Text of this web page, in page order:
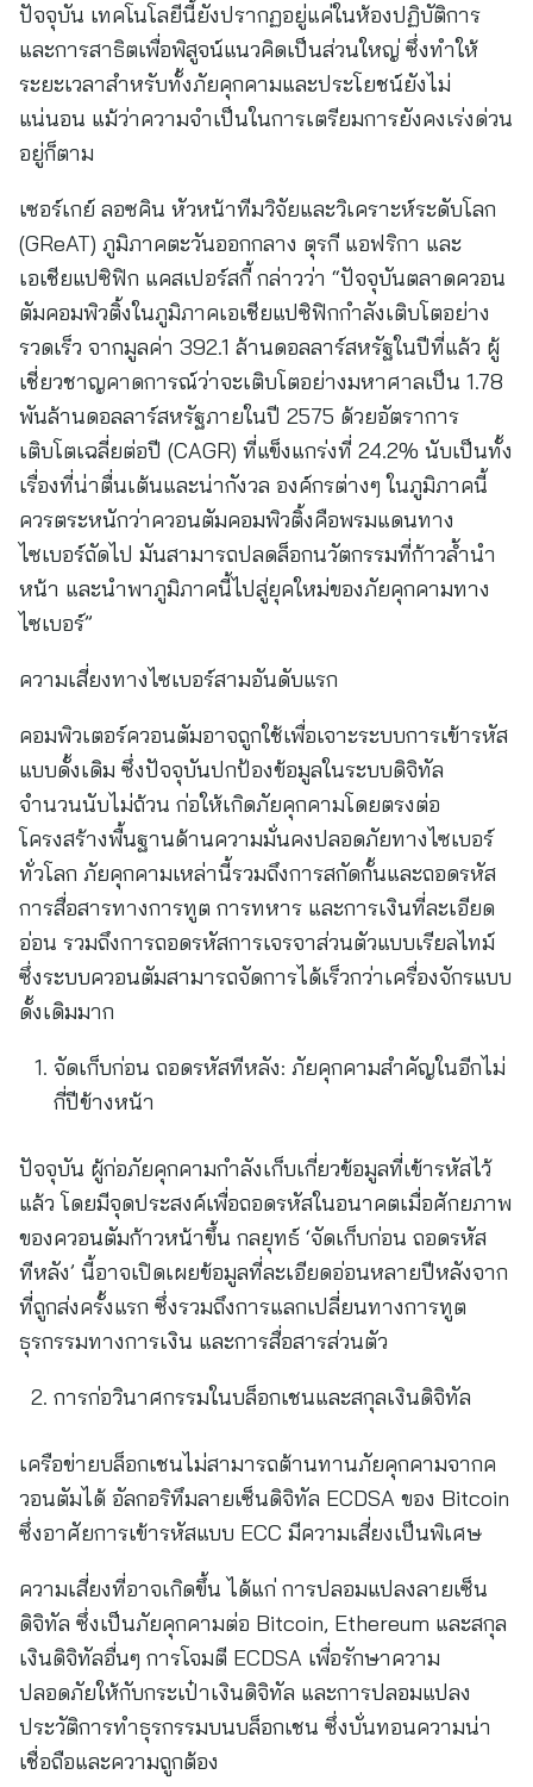
ปัจจุบัน เทคโนโลยีนี้ยังปรากฏอยู่แค่ในห้องปฏิบัติการ
และการสาธิตเพื่อพิสูจน์แนวคิดเป็นส่วนใหญ่ ซึ่งทำให้
ระยะเวลาสำหรับทั้งภัยคุกคามและประโยชน์ยังไม่
แน่นอน แม้ว่าความจำเป็นในการเตรียมการยังคงเร่งด่วน
อยู่ก็ตาม
เซอร์เกย์ ลอซคิน หัวหน้าทีมวิจัยและวิเคราะห์ระดับโลก
(GReAT) ภูมิภาคตะวันออกกลาง ตุรกี แอฟริกา และ
เอเชียแปซิฟิก แคสเปอร์สกี้ กล่าวว่า “ปัจจุบันตลาดควอน
ตัมคอมพิวติ้งในภูมิภาคเอเชียแปซิฟิกกำลังเติบโตอย่าง
รวดเร็ว จากมูลค่า 392.1 ล้านดอลลาร์สหรัฐในปีที่แล้ว ผู้
เชี่ยวชาญคาดการณ์ว่าจะเติบโตอย่างมหาศาลเป็น 1.78
พันล้านดอลลาร์สหรัฐภายในปี 2575 ด้วยอัตราการ
เติบโตเฉลี่ยต่อปี (CAGR) ที่แข็งแกร่งที่ 24.2% นับเป็นทั้ง
เรื่องที่น่าตื่นเต้นและน่ากังวล องค์กรต่างๆ ในภูมิภาคนี้
ควรตระหนักว่าควอนตัมคอมพิวติ้งคือพรมแดนทาง
ไซเบอร์ถัดไป มันสามารถปลดล็อกนวัตกรรมที่ก้าวล้ำนำ
หน้า และนำพาภูมิภาคนี้ไปสู่ยุคใหม่ของภัยคุกคามทาง
ไซเบอร์”
ความเสี่ยงทางไซเบอร์สามอันดับแรก
คอมพิวเตอร์ควอนตัมอาจถูกใช้เพื่อเจาะระบบการเข้ารหัส
แบบดั้งเดิม ซึ่งปัจจุบันปกป้องข้อมูลในระบบดิจิทัล
จำนวนนับไม่ถ้วน ก่อให้เกิดภัยคุกคามโดยตรงต่อ
โครงสร้างพื้นฐานด้านความมั่นคงปลอดภัยทางไซเบอร์
ทั่วโลก ภัยคุกคามเหล่านี้รวมถึงการสกัดกั้นและถอดรหัส
การสื่อสารทางการทูต การทหาร และการเงินที่ละเอียด
อ่อน รวมถึงการถอดรหัสการเจรจาส่วนตัวแบบเรียลไทม์
ซึ่งระบบควอนตัมสามารถจัดการได้เร็วกว่าเครื่องจักรแบบ
ดั้งเดิมมาก
จัดเก็บก่อน ถอดรหัสทีหลัง: ภัยคุกคามสำคัญในอีกไม่
กี่ปีข้างหน้า
ปัจจุบัน ผู้ก่อภัยคุกคามกำลังเก็บเกี่ยวข้อมูลที่เข้ารหัสไว้
แล้ว โดยมีจุดประสงค์เพื่อถอดรหัสในอนาคตเมื่อศักยภาพ
ของควอนตัมก้าวหน้าขึ้น กลยุทธ์ ‘จัดเก็บก่อน ถอดรหัส
ทีหลัง’ นี้อาจเปิดเผยข้อมูลที่ละเอียดอ่อนหลายปีหลังจาก
ที่ถูกส่งครั้งแรก ซึ่งรวมถึงการแลกเปลี่ยนทางการทูต
ธุรกรรมทางการเงิน และการสื่อสารส่วนตัว
การก่อวินาศกรรมในบล็อกเชนและสกุลเงินดิจิทัล
เครือข่ายบล็อกเชนไม่สามารถต้านทานภัยคุกคามจากค
วอนตัมได้ อัลกอริทึมลายเซ็นดิจิทัล ECDSA ของ Bitcoin
ซึ่งอาศัยการเข้ารหัสแบบ ECC มีความเสี่ยงเป็นพิเศษ
ความเสี่ยงที่อาจเกิดขึ้น ได้แก่ การปลอมแปลงลายเซ็น
ดิจิทัล ซึ่งเป็นภัยคุกคามต่อ Bitcoin, Ethereum และสกุล
เงินดิจิทัลอื่นๆ การโจมตี ECDSA เพื่อรักษาความ
ปลอดภัยให้กับกระเป๋าเงินดิจิทัล และการปลอมแปลง
ประวัติการทำธุรกรรมบนบล็อกเชน ซึ่งบั่นทอนความน่า
เชื่อถือและความถูกต้อง